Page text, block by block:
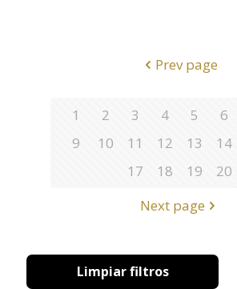
Prev page
1 2 3 4 5 6
9
10 11 12 13 14
17
18 19
20
Next page
Limpiar filtros